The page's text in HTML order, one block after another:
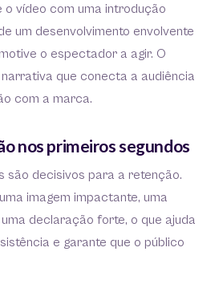
o vídeo com uma introdução
um desenvolvimento envolvente
o espectador a agir. O
que conecta a audiência
com a marca.
nos primeiros segundos
são decisivos para a retenção.
imagem impactante, uma
declaração forte, o que ajuda
e garante que o público